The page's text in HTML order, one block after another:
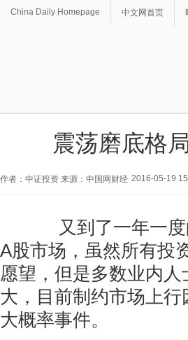
China Daily Homepage 中文网首页
震荡磨底格
作者：中证投资 来源：中国网财经 2016-05-19
又到了一年一度
A股市场，虽然所有投
愿望，但是多数业内
大，目前制约市场上
大概率事件。